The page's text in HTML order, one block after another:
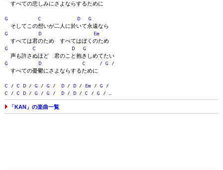
すべての悲しみにさよならするために
G C D
G
そしてこの想いが二人に於いて永遠なら
G
D
Em
すべては君のため すべてはぼくのため
G
C D
G
声も許さぬほど 君のこと抱きしめてたい
G
D C / G /
すべての憂鬱にさよならするために
C / C D / G / G / D / D / Em / G /
C / C D / G / G / D / D / C / G / …
「KAN」の楽曲一覧